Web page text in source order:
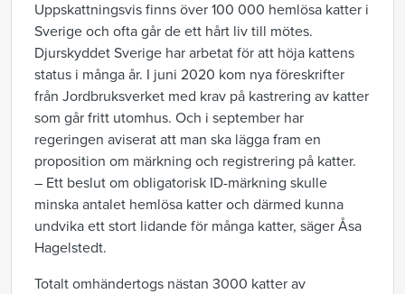
Uppskattningsvis finns över 100 000 hemlösa katter i
Sverige och ofta går de ett hårt liv till mötes.
Djurskyddet Sverige har arbetat för att höja kattens
status i många år. I juni 2020 kom nya föreskrifter
från Jordbruksverket med krav på kastrering av katter
som går fritt utomhus. Och i september har
regeringen aviserat att man ska lägga fram en
proposition om märkning och registrering på katter.
– Ett beslut om obligatorisk ID-märkning skulle
minska antalet hemlösa katter och därmed kunna
undvika ett stort lidande för många katter, säger Åsa
Hagelstedt.
Totalt omhändertogs nästan 3000 katter av